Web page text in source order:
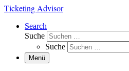
Ticketing Advisor
Search
Suche
Suche
Menü